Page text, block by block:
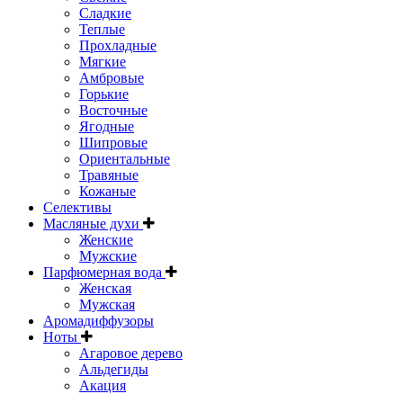
Сладкие
Теплые
Прохладные
Мягкие
Амбровые
Горькие
Восточные
Ягодные
Шипровые
Ориентальные
Травяные
Кожаные
Селективы
Масляные духи
Женские
Мужские
Парфюмерная вода
Женская
Мужская
Аромадиффузоры
Ноты
Агаровое дерево
Альдегиды
Акация